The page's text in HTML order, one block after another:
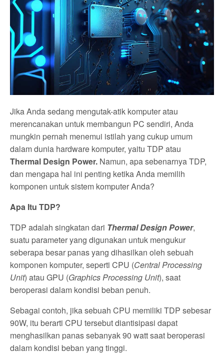
Jika Anda sedang mengutak-atik komputer atau
merencanakan untuk membangun PC sendiri, Anda
mungkin pernah menemui istilah yang cukup umum
dalam dunia hardware komputer, yaitu TDP atau
Thermal Design Power. Namun, apa sebenarnya TDP,
dan mengapa hal ini penting ketika Anda memilih
komponen untuk sistem komputer Anda?
Apa Itu TDP?
TDP adalah singkatan dari Thermal Design Power,
suatu parameter yang digunakan untuk mengukur
seberapa besar panas yang dihasilkan oleh sebuah
komponen komputer, seperti CPU (Central Processing
Unit) atau GPU (Graphics Processing Unit), saat
beroperasi dalam kondisi beban penuh.
Sebagai contoh, jika sebuah CPU memiliki TDP sebesar
90W, itu berarti CPU tersebut diantisipasi dapat
menghasilkan panas sebanyak 90 watt saat beroperasi
dalam kondisi beban yang tinggi.